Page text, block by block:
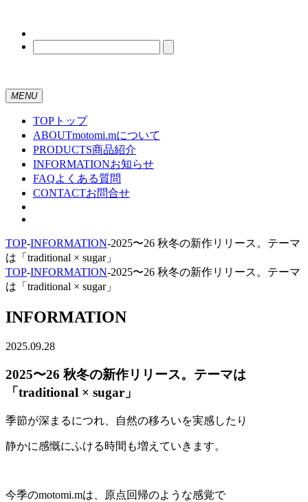
MENU
TOP トップ
ABOUTmotomi.mについて
PRODUCTS商品紹介
INFORMATIONお知らせ
FAQよくある質問
CONTACTお問合せ
TOP-INFORMATION-2025〜26 秋冬の新作リリース。テーマ
は「traditional × sugar」
TOP-INFORMATION-2025〜26 秋冬の新作リリース。テーマ
は「traditional × sugar」
INFORMATION
2025.09.28
2025〜26 秋冬の新作リリース。テーマは
「traditional × sugar」
季節が深まるにつれ、自然の移ろいを実感したり
静かに感慨にふける時間も増えていきます。
今季のmotomi.mは、原点回帰のような感覚で